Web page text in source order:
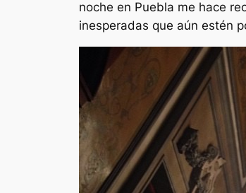
noche en Puebla me hace
inesperadas que aún estén